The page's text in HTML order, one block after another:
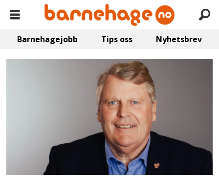
Barnehagejobb Tips oss Nyhetsbrev